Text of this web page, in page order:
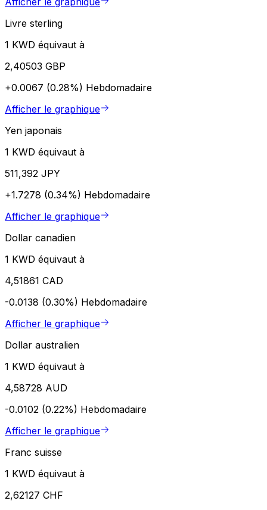
Livre sterling
1 KWD équivaut à
2,40503 GBP
+0.0067 (0.28%) Hebdomadaire
Afficher le graphique
Yen japonais
1 KWD équivaut à
511,392 JPY
+1.7278 (0.34%) Hebdomadaire
Afficher le graphique
Dollar canadien
1 KWD équivaut à
4,51861 CAD
-0.0138 (0.30%) Hebdomadaire
Afficher le graphique
Dollar australien
1 KWD équivaut à
4,58728 AUD
-0.0102 (0.22%) Hebdomadaire
Afficher le graphique
Franc suisse
1 KWD équivaut à
2,62127 CHF